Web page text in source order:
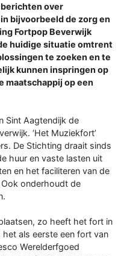
berichten over
bijvoorbeeld de zorg en
Fortpop Beverwijk
huidige situatie omtrent
te zoeken en te
kunnen inspringen op
maatschappij op een
Sint Aagtendijk de
‘Het Muziekfort’
De Stichting draait sinds
huur en vaste lasten uit
en het faciliteren van de
onderhoudt de
zo heeft het fort in
als eerste een fort van
Werelderfgoed